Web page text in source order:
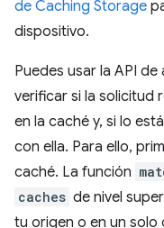
de Caching Storage
dispositivo.
Puedes usar la API
verificar si la solicitud
en la caché y, si lo
con ella. Para ello,
caché. La función
caches de nivel
tu origen o en un